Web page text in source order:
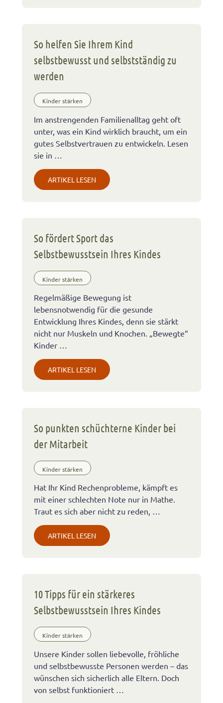
So helfen Sie Ihrem Kind
selbstbewusst und selbstständig zu
werden
Kinder stärken
Im anstrengenden Familienalltag geht oft
unter, was ein Kind wirklich braucht, um ein
gutes Selbstvertrauen zu entwickeln. Lesen
sie in …
ARTIKEL LESEN
So fördert Sport das
Selbstbewusstsein Ihres Kindes
Kinder stärken
Regelmäßige Bewegung ist
lebensnotwendig für die gesunde
Entwicklung Ihres Kindes, denn sie stärkt
nicht nur Muskeln und Knochen. „Bewegte“
Kinder …
ARTIKEL LESEN
So punkten schüchterne Kinder bei
der Mitarbeit
Kinder stärken
Hat Ihr Kind Rechenprobleme, kämpft es
mit einer schlechten Note nur in Mathe.
Traut es sich aber nicht zu reden, …
ARTIKEL LESEN
10 Tipps für ein stärkeres
Selbstbewusstsein Ihres Kindes
Kinder stärken
Unsere Kinder sollen liebevolle, fröhliche
und selbstbewusste Personen werden – das
wünschen sich sicherlich alle Eltern. Doch
von selbst funktioniert …